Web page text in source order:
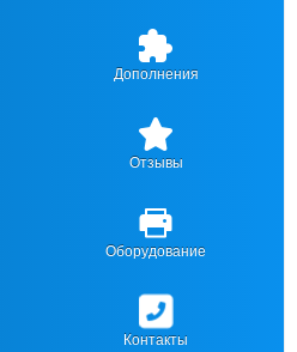
Дополнения
Отзывы
Оборудование
Контакты